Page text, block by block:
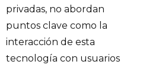
privadas, no abordan
puntos clave como la
interacción de esta
tecnología con usuarios